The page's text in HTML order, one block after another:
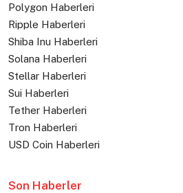
Polygon Haberleri
Ripple Haberleri
Shiba Inu Haberleri
Solana Haberleri
Stellar Haberleri
Sui Haberleri
Tether Haberleri
Tron Haberleri
USD Coin Haberleri
Son Haberler